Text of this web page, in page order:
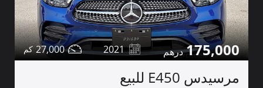
175,000
2021
27,000
مرسيدس E450 للبيع